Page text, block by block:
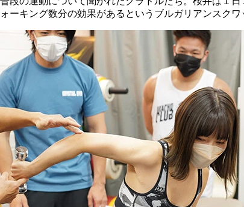
ォーキング数分の効果があるというブルガリアンスクワ